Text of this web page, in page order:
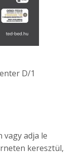
D/1
vagy adja le
keresztül,